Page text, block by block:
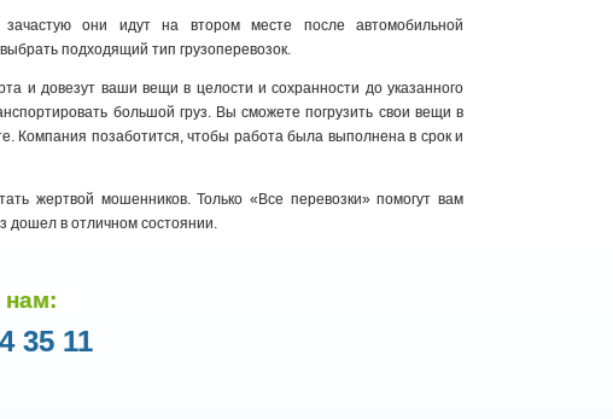
они идут на втором месте после автомобильной
подходящий тип грузоперевозок.
и довезут ваши вещи в целости и сохранности до указанного
большой груз. Вы сможете погрузить свои вещи в
Компания позаботится, чтобы работа была выполнена в срок и
жертвой мошенников. Только «Все перевозки» помогут вам
дошел в отличном состоянии.
нам:
35 11